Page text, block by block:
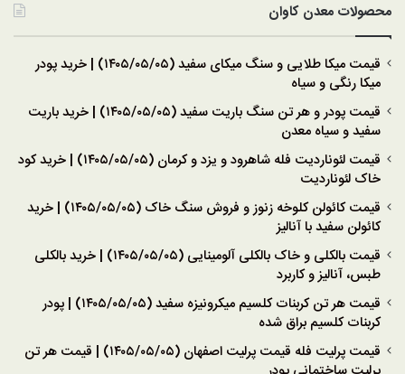
محصولات معدن کاوان
قیمت میکا طلایی و سنگ میکای سفید (۱۴۰۵/۰۵/۰۵) | خرید پودر
میکا رنگی و سیاه
قیمت پودر و هر تن سنگ باریت سفید (۱۴۰۵/۰۵/۰۵) | خرید باریت
سفید و سیاه معدن
قیمت لئوناردیت فله شاهرود و یزد و کرمان (۱۴۰۵/۰۵/۰۵) | خرید کود
خاک لئوناردیت
قیمت کائولن کلوخه زنوز و فروش سنگ خاک (۱۴۰۵/۰۵/۰۵) | خرید
کائولن سفید با آنالیز
قیمت بالکلی و خاک بالکلی آلومینایی (۱۴۰۵/۰۵/۰۵) | خرید بالکلی
طبس، آنالیز و کاربرد
قیمت هر تن کربنات کلسیم میکرونیزه سفید (۱۴۰۵/۰۵/۰۵) | پودر
کربنات کلسیم براق شده
قیمت پرلیت فله قیمت پرلیت اصفهان (۱۴۰۵/۰۵/۰۵) | قیمت هر تن